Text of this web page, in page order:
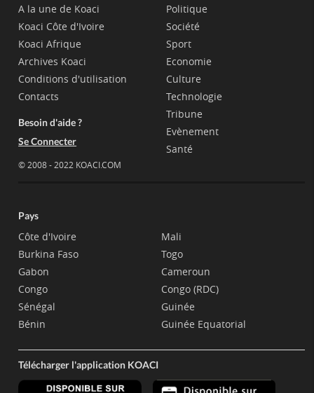
A la une de Koaci
Koaci Côte d'Ivoire
Koaci Afrique
Archives Koaci
Conditions d'utilisation
Contacts
Besoin d'aide ?
Se Connecter
© 2008 - 2022 KOACI.COM
Politique
Société
Sport
Economie
Culture
Technologie
Tribune
Evènement
Santé
Pays
Côte d'Ivoire
Burkina Faso
Gabon
Congo
Sénégal
Bénin
Mali
Togo
Cameroun
Congo (RDC)
Guinée
Guinée Equatorial
Télécharger l'application KOACI